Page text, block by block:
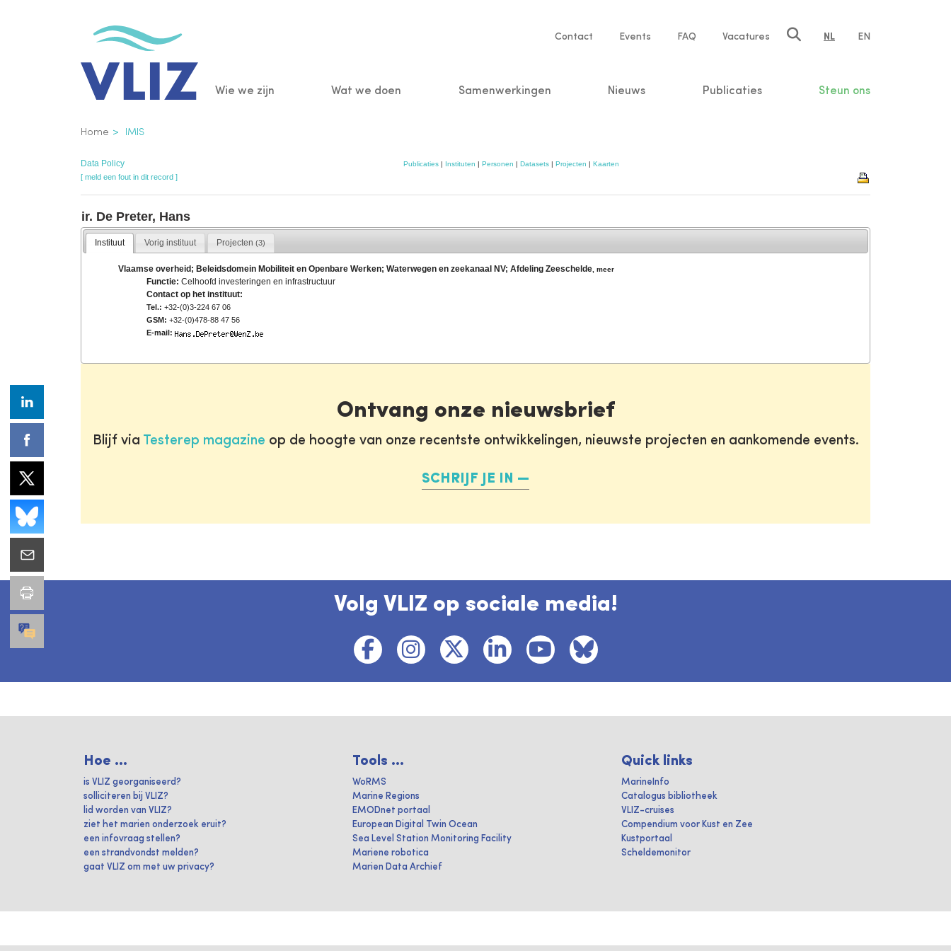
Service
Contact Events FAQ Vacatures NL EN
Main
Wie we zijn Wat we doen Samenwerkingen Nieuws Publicaties Steun ons
Kruimelpad
Home IMIS
Data Policy Publicaties| Instituten | Personen | Datasets| Projecten | Kaarten
[ meld een fout in dit record ]
ir. De Preter, Hans
Instituut Vorig instituut Projecten (3)
Vlaamse overheid; Beleidsdomein Mobiliteit en Openbare Werken; Waterwegen en zeekanaal NV; Afdeling Zeeschelde ,meer
Functie:Celhoofd investeringen en infrastructuur
Contact op het instituut:
Tel.: +32-(0)3-224 67 06
GSM: +32-(0)478-88 47 56
E-mail:
Ontvang onze nieuwsbrief
Blijf via Testerep magazine op de hoogte van onze recentste ontwikkelingen, nieuwste projecten en aankomende events.
SCHRIJF JE IN
Volg VLIZ op sociale media!
Hoe ...
is VLIZ georganiseerd?
solliciteren bij VLIZ?
lid worden van VLIZ?
ziet het marien onderzoek eruit?
een infovraag stellen?
een strandvondst melden?
gaat VLIZ om met uw privacy?
Tools ...
WoRMS
Marine Regions
EMODnet portaal
European Digital Twin Ocean
Sea Level Station Monitoring Facility
Mariene robotica
Marien Data Archief
Quick links
MarineInfo
Catalogus bibliotheek
VLIZ-cruises
Compendium voor Kust en Zee
Kustportaal
Scheldemonitor